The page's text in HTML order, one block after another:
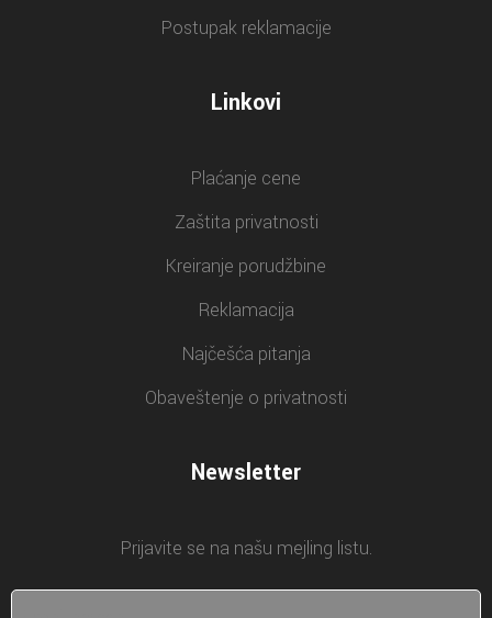
Postupak reklamacije
Linkovi
Plaćanje cene
Zaštita privatnosti
Kreiranje porudžbine
Reklamacija
Najčešća pitanja
Obaveštenje o privatnosti
Newsletter
Prijavite se na našu mejling listu.